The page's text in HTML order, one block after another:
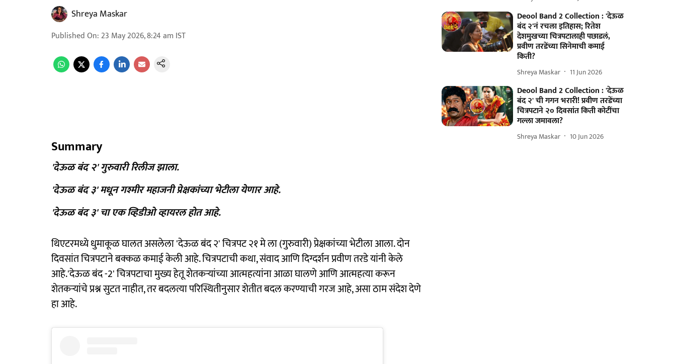
Shreya Maskar
Published On: 23 May 2026, 8:24 am IST
Summary
'देऊळ बंद २' गुरुवारी रिलीज झाला.
'देऊळ बंद ३' मधून गश्मीर महाजनी प्रेक्षकांच्या भेटीला येणार आहे.
'देऊळ बंद ३' चा एक व्हिडीओ व्हायरल होत आहे.
थिएटरमध्ये धुमाकूळ घालत असलेला 'देऊळ बंद २' चित्रपट २१ मे ला (गुरुवारी) प्रेक्षकांच्या भेटीला आला. दोन
दिवसांत चित्रपटाने बक्कळ कमाई केली आहे. चित्रपटाची कथा, संवाद आणि दिग्दर्शन प्रवीण तरडे यांनी केले
आहे.'देऊळ बंद -2' चित्रपटाचा मुख्य हेतू शेतकऱ्यांच्या आत्महत्यांना आळा घालणे आणि आत्महत्या करून
शेतकऱ्यांचे प्रश्न सुटत नाहीत, तर बदलत्या परिस्थितीनुसार शेतीत बदल करण्याची गरज आहे, असा ठाम संदेश देणे
हा आहे.
Deool Band 2 Collection : 'देऊळ
बंद २'नं रचला इतिहास; रितेश
देशमुखच्या चित्रपटालाही पछाडलं,
प्रवीण तरडेंच्या सिनेमाची कमाई
किती?
Shreya Maskar 11 Jun 2026
Deool Band 2 Collection : 'देऊळ
बंद २' ची गगन भरारी! प्रवीण तरडेंच्या
चित्रपटाने २० दिवसांत किती कोटींचा
गल्ला जमावला?
Shreya Maskar 10 Jun 2026